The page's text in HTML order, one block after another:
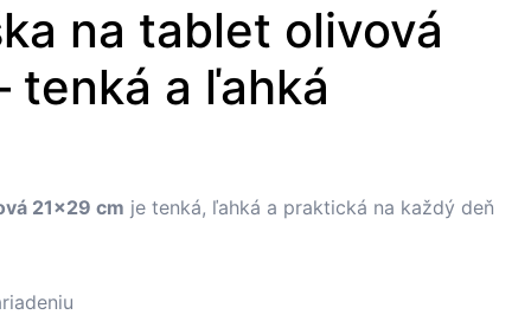
na tablet olivová
tenká a ľahká
21×29 cm je tenká, ľahká a praktická na každý deň